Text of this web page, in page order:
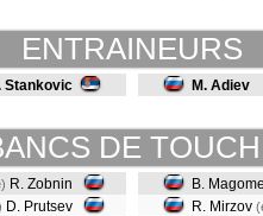
ENTRAINEURS
Stankovic M. Adiev
DE
R. Zobnin
D. Prutsev
B.
R. Mirzov